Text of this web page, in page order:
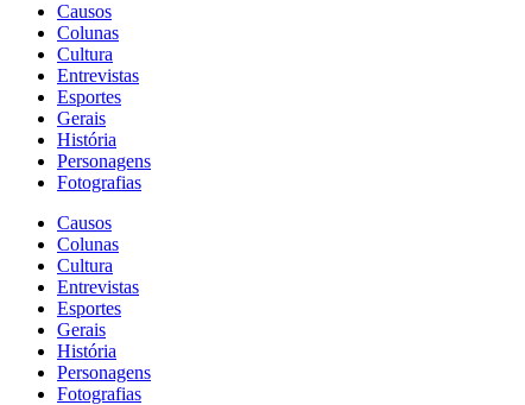
Causos
Colunas
Cultura
Entrevistas
Esportes
Gerais
História
Personagens
Fotografias
Causos
Colunas
Cultura
Entrevistas
Esportes
Gerais
História
Personagens
Fotografias